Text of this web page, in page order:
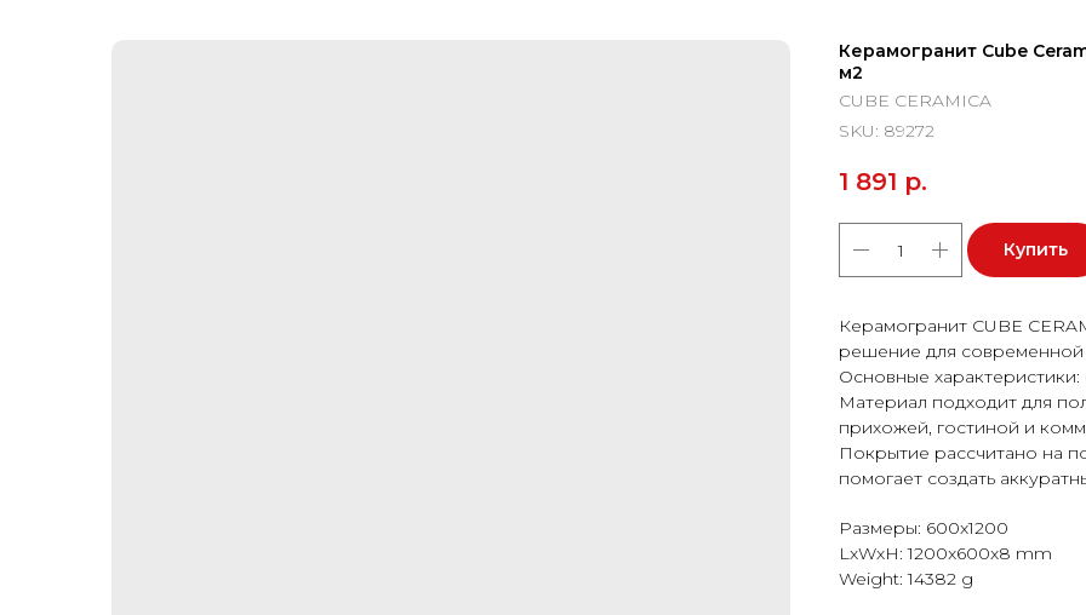
Керамогранит Cube
м2
CUBE CERAMICA
SKU: 89272
1 891 р.
Купить
Керамогранит CUBE
решение для современной
Основные
Материал подходит для
прихожей, гостиной и
Покрытие рассчитано на
помогает создать
Размеры: 600x1200
LxWxH: 1200x600x8 mm
Weight: 14382 g